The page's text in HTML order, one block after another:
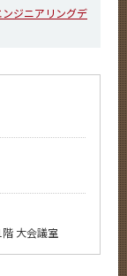
ンジニアリングデ
大会議室